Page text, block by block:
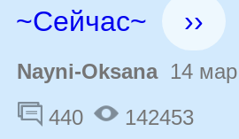
~Сейчас~ ››
Nayni-Oksana14
440
142453